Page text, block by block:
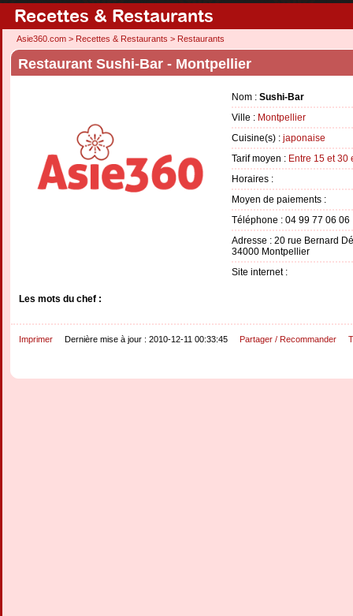
Recettes & Restaurants
Asie360.com > Recettes & Restaurants > Restaurants
Restaurant Sushi-Bar - Montpellier
Nom : Sushi-Bar
Ville : Montpellier
Cuisine(s) : japonaise
Tarif moyen : Entre 15 et 30
Horaires :
Moyen de paiements :
Téléphone : 04 99 77 06 06
Adresse : 20 rue Bernard
34000 Montpellier
Site internet :
Les mots du chef :
Imprimer Dernière mise à jour : 2010-12-11 00:33:45 Partager / Recommander